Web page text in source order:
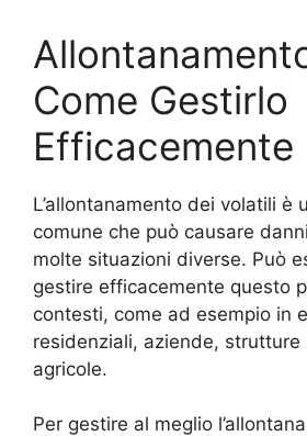
Come Gestirlo
Efficacemente
L’allontanamento dei volatili è
comune che può causare
molte situazioni diverse. Può
gestire efficacemente questo
contesti, come ad esempio in
residenziali, aziende, strutture
agricole.
Per gestire al meglio